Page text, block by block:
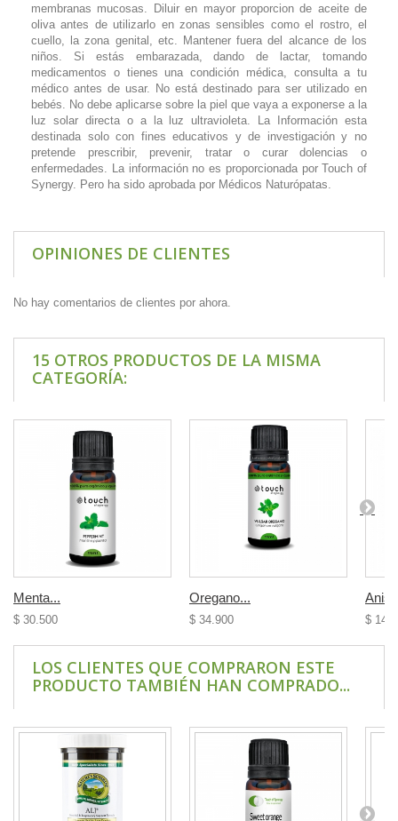
membranas mucosas. Diluir en mayor proporcion de aceite de
oliva antes de utilizarlo en zonas sensibles como el rostro, el
cuello, la zona genital, etc. Mantener fuera del alcance de los
niños. Si estás embarazada, dando de lactar, tomando
medicamentos o tienes una condición médica, consulta a tu
médico antes de usar. No está destinado para ser utilizado en
bebés. No debe aplicarse sobre la piel que vaya a exponerse a la
luz solar directa o a la luz ultravioleta. La Información esta
destinada solo con fines educativos y de investigación y no
pretende prescribir, prevenir, tratar o curar dolencias o
enfermedades. La información no es proporcionada por Touch of
Synergy. Pero ha sido aprobada por Médicos Naturópatas.
OPINIONES DE CLIENTES
No hay comentarios de clientes por ahora.
15 OTROS PRODUCTOS DE LA MISMA
CATEGORÍA:
Menta...
$ 30.500
Oregano...
$ 34.900 $
LOS CLIENTES QUE COMPRARON ESTE
PRODUCTO TAMBIÉN HAN COMPRADO...